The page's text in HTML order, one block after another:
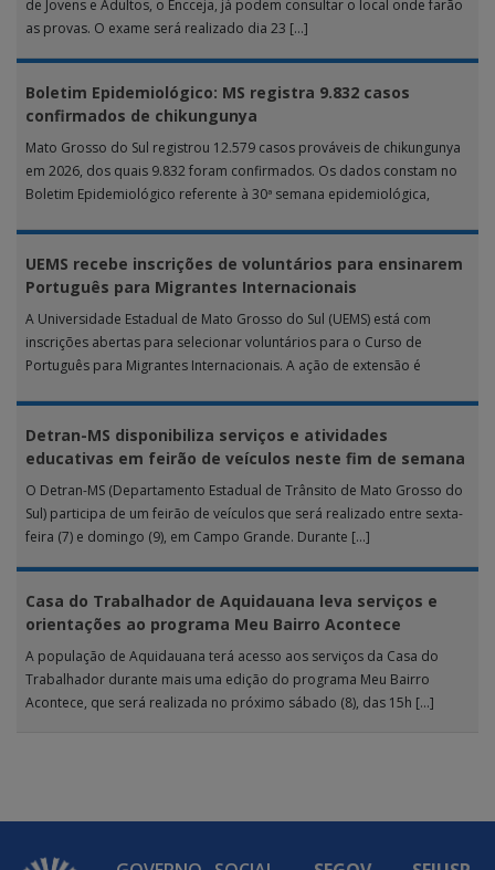
de Jovens e Adultos, o Encceja, já podem consultar o local onde farão
as provas. O exame será realizado dia 23 […]
Boletim Epidemiológico: MS registra 9.832 casos
confirmados de chikungunya
Mato Grosso do Sul registrou 12.579 casos prováveis de chikungunya
em 2026, dos quais 9.832 foram confirmados. Os dados constam no
Boletim Epidemiológico referente à 30ª semana epidemiológica,
UEMS recebe inscrições de voluntários para ensinarem
Português para Migrantes Internacionais
A Universidade Estadual de Mato Grosso do Sul (UEMS) está com
inscrições abertas para selecionar voluntários para o Curso de
Português para Migrantes Internacionais. A ação de extensão é
Detran-MS disponibiliza serviços e atividades
educativas em feirão de veículos neste fim de semana
O Detran-MS (Departamento Estadual de Trânsito de Mato Grosso do
Sul) participa de um feirão de veículos que será realizado entre sexta-
feira (7) e domingo (9), em Campo Grande. Durante […]
Casa do Trabalhador de Aquidauana leva serviços e
orientações ao programa Meu Bairro Acontece
A população de Aquidauana terá acesso aos serviços da Casa do
Trabalhador durante mais uma edição do programa Meu Bairro
Acontece, que será realizada no próximo sábado (8), das 15h […]